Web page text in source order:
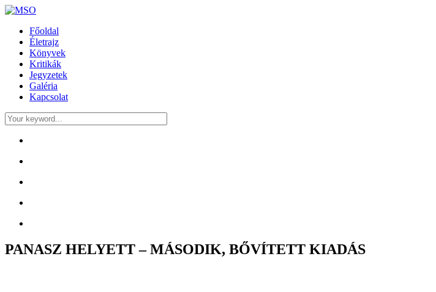
Főoldal
Életrajz
Könyvek
Kritikák
Jegyzetek
Galéria
Kapcsolat
PANASZ HELYETT – MÁSODIK, BŐVÍTETT KIADÁS